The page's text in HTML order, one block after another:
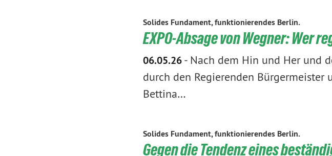
Solides Fundament, funktionierendes Berlin.
EXPO-Absage von Wegner: Wer
06.05.26- Nach dem Hin und Her und
durch den Regierenden
Bettina…
Solides Fundament, funktionierendes Berlin.
Gegen die Tendenz eines